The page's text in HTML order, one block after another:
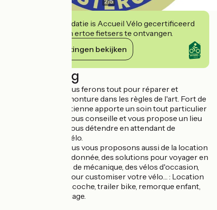
Deze accommodatie is Accueil Vélo gecertificeerd
en verbindt zich ertoe fietsers te ontvangen.
Haar verplichtingen bekijken
Beschrijving
Chez Bicycool, nous ferons tout pour réparer et
entretenir votre monture dans les règles de l'art. Fort de
son expérience, Etienne apporte un soin tout particulier
à vos demandes, vous conseille et vous propose un lieu
accueillant pour vous détendre en attendant de
récupérer votre vélo.
Chez Bicycool, nous vous proposons aussi de la location
de matériel de randonnée, des solutions pour voyager en
famille, des leçons de mécanique, des vélos d'occasion,
des accessoires pour customiser votre vélo… : Location
de siège enfant, sacoche, trailer bike, remorque enfant,
corde de remorquage.